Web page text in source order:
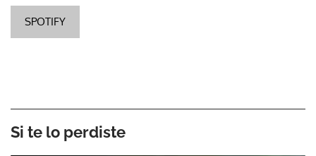
SPOTIFY
Si te lo perdiste